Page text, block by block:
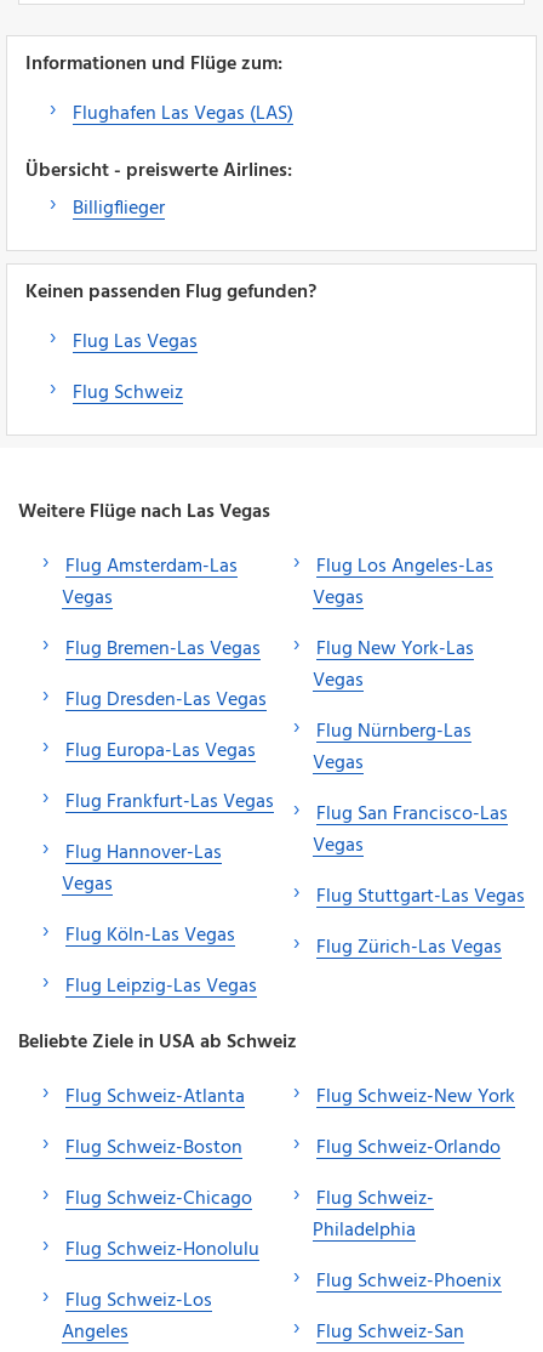
Informationen und Flüge zum:
Flughafen Las Vegas (LAS)
Übersicht - preiswerte Airlines:
Billigflieger
Keinen passenden Flug gefunden?
Flug Las Vegas
Flug Schweiz
Weitere Flüge nach Las Vegas
Flug Amsterdam-Las
Vegas
Flug Bremen-Las Vegas
Flug Dresden-Las Vegas
Flug Europa-Las Vegas
Flug Frankfurt-Las Vegas
Flug Hannover-Las
Vegas
Flug Köln-Las Vegas
Flug Leipzig-Las Vegas
Flug Los Angeles-Las
Vegas
Flug New York-Las
Vegas
Flug Nürnberg-Las
Vegas
Flug San Francisco-Las
Vegas
Flug Stuttgart-Las Vegas
Flug Zürich-Las Vegas
Beliebte Ziele in USA ab Schweiz
Flug Schweiz-Atlanta
Flug Schweiz-Boston
Flug Schweiz-Chicago
Flug Schweiz-Honolulu
Flug Schweiz-Los
Angeles
Flug Schweiz-New York
Flug Schweiz-Orlando
Flug Schweiz-
Philadelphia
Flug Schweiz-Phoenix
Flug Schweiz-San